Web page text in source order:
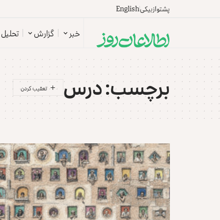
پشتوازبیکیEnglish
خبر گزارش تحلیل
برچسب:درس